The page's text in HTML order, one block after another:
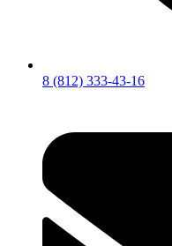
8 (812) 333-43-16